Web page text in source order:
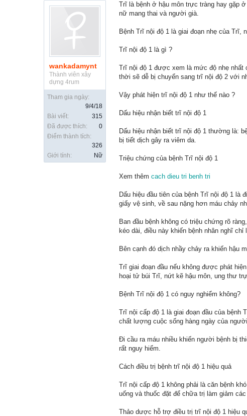
wankadamynt
Thành viên xây
dựng 4rum
Tham gia ngày:
9/4/18
Bài viết:
315
Đã được thích:
0
Điểm thành tích:
326
Giới tính:
Nữ
Trĩ là bệnh ở hậu môn trực tràng hay gặp
nữ mang thai và người già.
Bệnh Trĩ nội độ 1 là giai đoạn nhẹ của Trĩ,
Trĩ nội độ 1 là gì ?
Trĩ nội độ 1 được xem là mức độ nhẹ nhất
thời sẽ dễ bị chuyển sang trĩ nội độ 2 với
Vậy phát hiện trĩ nội độ 1 như thế nào ?
Dấu hiệu nhận biết trĩ nội độ 1
Dấu hiệu nhận biết trĩ nội độ 1 thường là:
bị tiết dịch gây ra viêm da.
Triệu chứng của bệnh Trĩ nội độ 1
Xem thêm cach dieu tri benh tri
Dấu hiệu đầu tiên của bệnh Trĩ nội độ 1 là
giấy vệ sinh, về sau nặng hơn máu chảy
Ban đầu bệnh không có triệu chứng rõ
kéo dài, điều này khiến bệnh nhân nghĩ
Bên cạnh đó dịch nhầy chảy ra khiến hậu
Trĩ giai đoạn đầu nếu không được phát
hoại tử búi Trĩ, nứt kẽ hậu môn, ung thư
Bệnh Trĩ nội độ 1 có nguy nghiểm không?
Trĩ nội cấp độ 1 là giai đoạn đầu của bệnh
chất lượng cuộc sống hàng ngày của
Đi cầu ra máu nhiều khiến người bệnh bị
rất nguy hiểm.
Cách điều trị bệnh trĩ nội độ 1 hiệu quả
Trĩ nội cấp độ 1 không phải là căn bệnh
uống và thuốc đặt để chữa trị làm giảm
Thảo dược hỗ trợ điều trị trĩ nội độ 1 hiệu